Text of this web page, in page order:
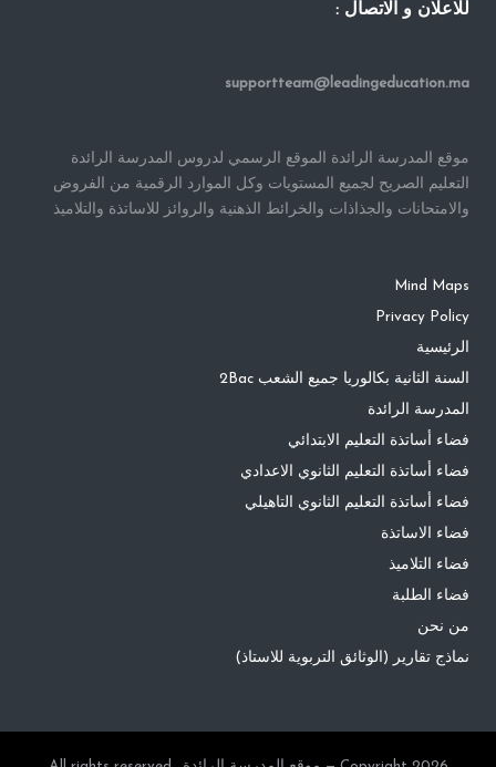
للاعلان و الاتصال :
supportteam@leadingeducation.ma
موقع المدرسة الرائدة الموقع الرسمي لدروس المدرسة الرائدة
التعليم الصريح لجميع المستويات وكل الموارد الرقمية من الفروض
والامتحانات والجذاذات والخرائط الذهنية والروائز للاساتذة والتلاميذ
Mind Maps
Privacy Policy
الرئيسية
السنة الثانية بكالوريا جميع الشعب 2Bac
المدرسة الرائدة
فضاء أساتذة التعليم الابتدائي
فضاء أساتذة التعليم الثانوي الاعدادي
فضاء أساتذة التعليم الثانوي التاهيلي
فضاء الاساتذة
فضاء التلاميذ
فضاء الطلبة
من نحن
نماذج تقارير (الوثائق التربوية للاستاذ)